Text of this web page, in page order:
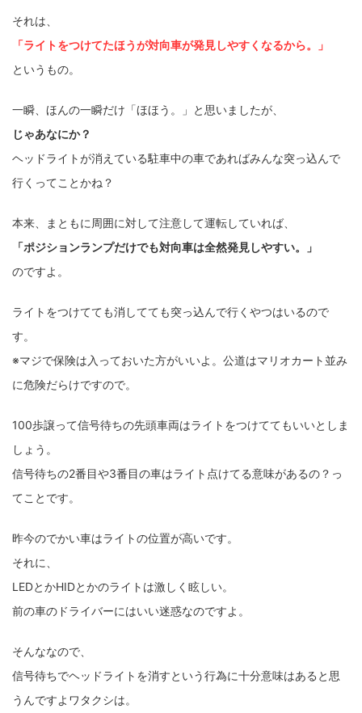
それは、
「ライトをつけてたほうが対向車が発見しやすくなるから。」
というもの。
一瞬、ほんの一瞬だけ「ほほう。」と思いましたが、
じゃあなにか？
ヘッドライトが消えている駐車中の車であればみんな突っ込んで
行くってことかね？
本来、まともに周囲に対して注意して運転していれば、
「ポジションランプだけでも対向車は全然発見しやすい。」
のですよ。
ライトをつけてても消してても突っ込んで行くやつはいるので
す。
※マジで保険は入っておいた方がいいよ。公道はマリオカート並み
に危険だらけですので。
100歩譲って信号待ちの先頭車両はライトをつけててもいいとしま
しょう。
信号待ちの2番目や3番目の車はライト点けてる意味があるの？っ
てことです。
昨今のでかい車はライトの位置が高いです。
それに、
LEDとかHIDとかのライトは激しく眩しい。
前の車のドライバーにはいい迷惑なのですよ。
そんななので、
信号待ちでヘッドライトを消すという行為に十分意味はあると思
うんですよワタクシは。